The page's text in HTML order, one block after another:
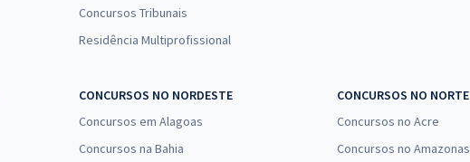
Concursos Tribunais
Residência Multiprofissional
CONCURSOS NO NORDESTE
Concursos em Alagoas
Concursos na Bahia
CONCURSOS NO NORTE
Concursos no Acre
Concursos no Amazonas